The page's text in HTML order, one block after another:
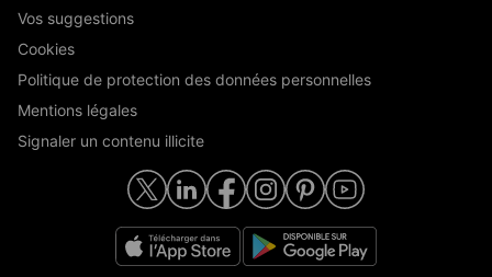
Vos suggestions
Cookies
Politique de protection des données personnelles
Mentions légales
Signaler un contenu illicite